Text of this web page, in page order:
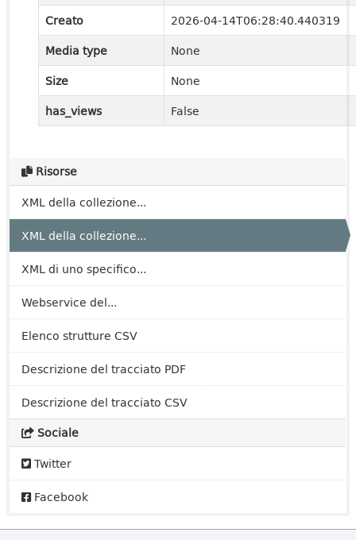
Risorse
XML della collezione...
XML della collezione...
XML di uno specifico...
Webservice del...
Elenco strutture CSV
Descrizione del tracciato PDF
Descrizione del tracciato CSV
Sociale
Twitter
Facebook
Creato
2026-04-14T06:28:40.440319
Media type
None
Size
None
has_views
False